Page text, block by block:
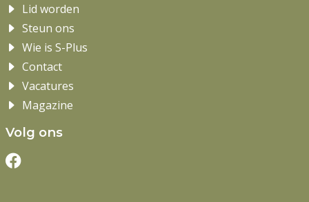
Lid worden
Steun ons
Wie is S-Plus
Contact
Vacatures
Magazine
Volg ons